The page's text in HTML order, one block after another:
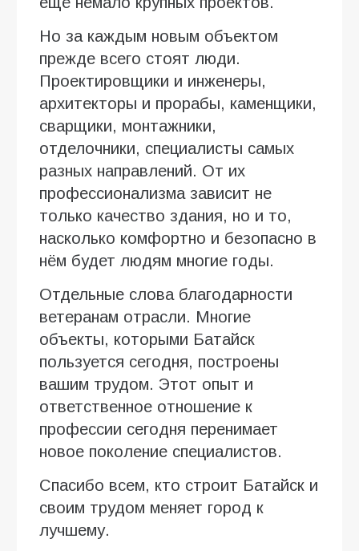
Но за каждым новым объектом
прежде всего стоят люди.
Проектировщики и инженеры,
архитекторы и прорабы, каменщики,
сварщики, монтажники,
отделочники, специалисты самых
разных направлений. От их
профессионализма зависит не
только качество здания, но и то,
насколько комфортно и безопасно в
нём будет людям многие годы.
Отдельные слова благодарности
ветеранам отрасли. Многие
объекты, которыми Батайск
пользуется сегодня, построены
вашим трудом. Этот опыт и
ответственное отношение к
профессии сегодня перенимает
новое поколение специалистов.
Спасибо всем, кто строит Батайск и
своим трудом меняет город к
лучшему.